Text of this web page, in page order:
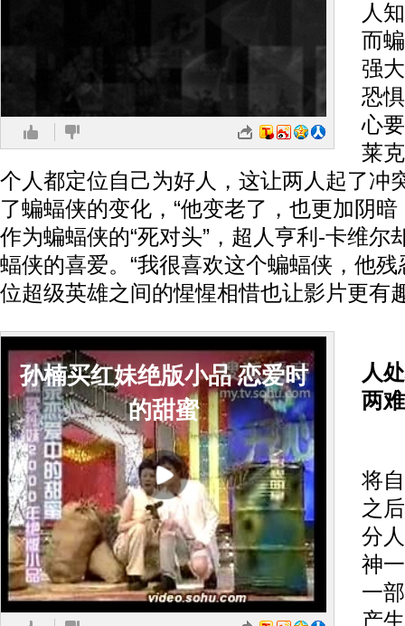
人
而
强
恐
心
莱
个人都定位自己为好人，这让两人起了冲
了蝙蝠侠的变化，“他变老了，也更加阴
作为蝙蝠侠的“死对头”，超人亨利-卡维尔
蝠侠的喜爱。“我很喜欢这个蝙蝠侠，他残
位超级英雄之间的惺惺相惜也让影片更有
孙楠买红妹绝版小品 恋爱时
的甜蜜
人
两难
将
之
分
神
一
产